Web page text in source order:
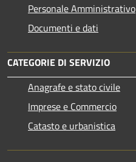
Personale Amministrativo
Documenti e dati
CATEGORIE DI SERVIZIO
Anagrafe e stato civile
Imprese e Commercio
Catasto e urbanistica